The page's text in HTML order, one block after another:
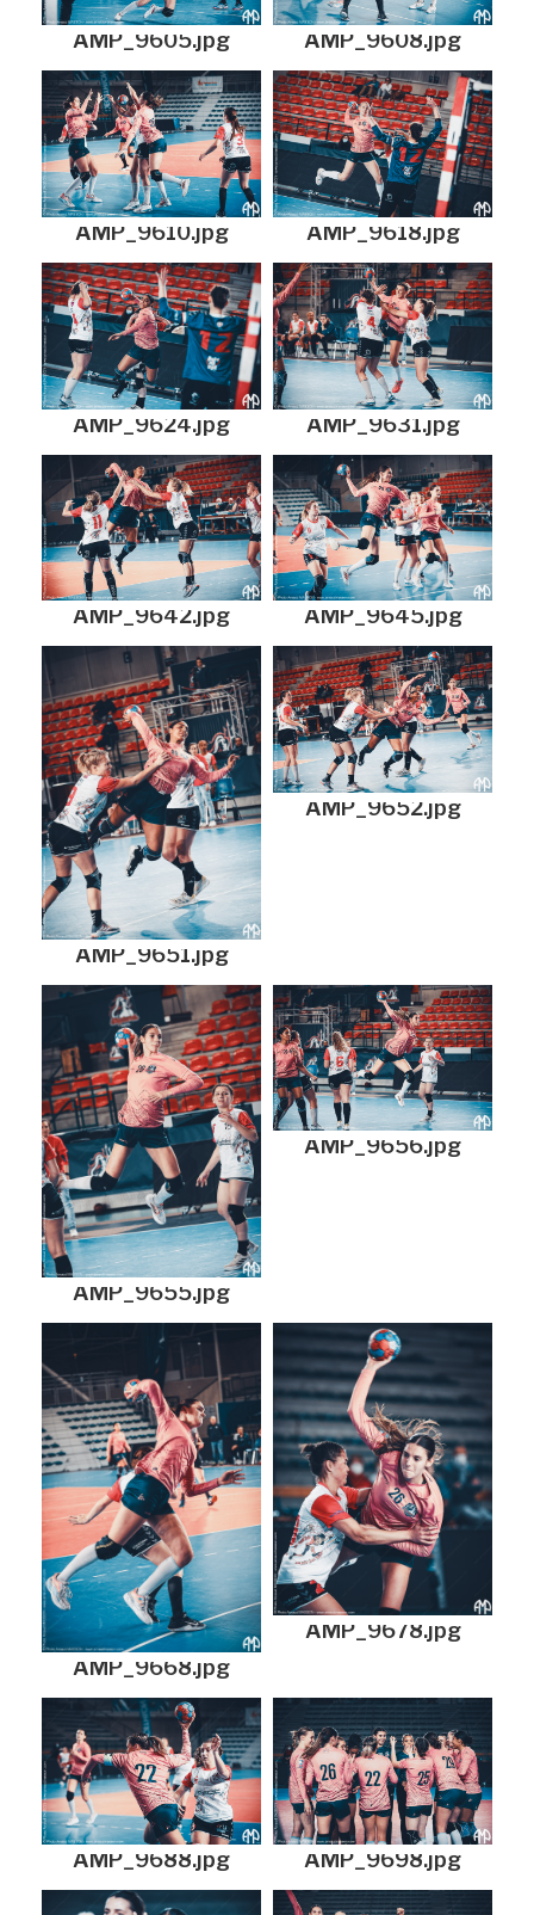
AMP_9605.jpg AMP_9608.jpg
AMP_9610.jpg AMP_9618.jpg
AMP_9624.jpg AMP_9631.jpg
AMP_9642.jpg AMP_9645.jpg
AMP_9651.jpg
AMP_9652.jpg
AMP_9655.jpg
AMP_9656.jpg
AMP_9668.jpg
AMP_9678.jpg
AMP_9688.jpg AMP_9698.jpg